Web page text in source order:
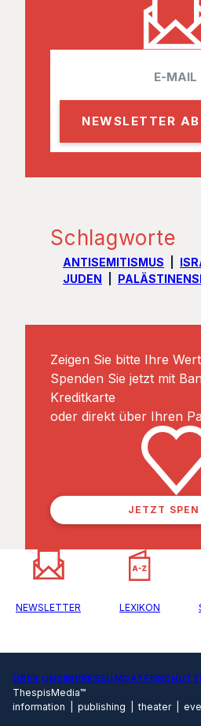
l
Schlagworte
ANTISEMITISMUS
JUDEN
Zeigen Sie bitte Ihre
Spenden Sie jetzt mit
Kreditkarte
oder direkt über Ihren
JETZT
NEWSLETTER LEXIKON
ÜBER UNSIMPRESSUMDATENSCHUTZ
ThespisMedia™
information | publishing | theater |